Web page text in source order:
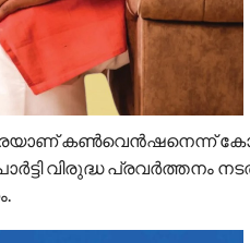
കൺവെൻഷനെന്ന്
വിരുദ്ധ പ്രവർത്തനം